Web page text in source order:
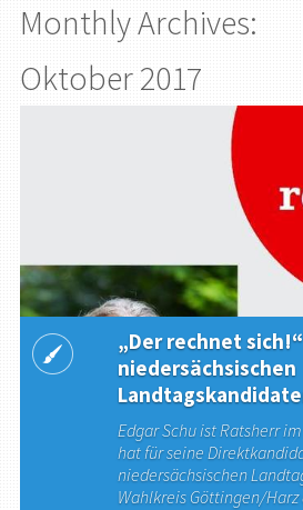
Monthly Archives:
Oktober 2017
„Der rechnet
niedersächsischen
Edgar Schu ist Ratsherr
hat für seine
niedersächsischen
Wahlkreis Göttingen/Harz